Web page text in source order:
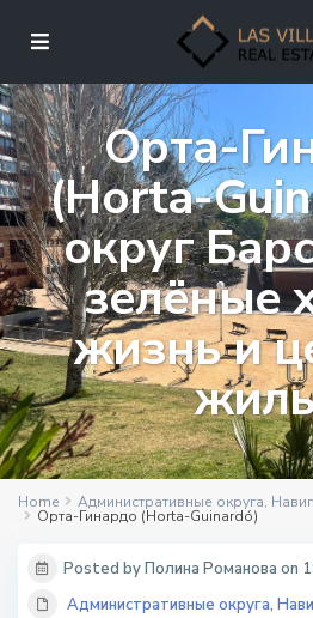
Орта-
(Horta-
округ
зелёные
жизнь и
Home Административные округа,
Орта-Гинардо (Horta-Guinardó)
Posted by Полина Романова on
Административные округа,